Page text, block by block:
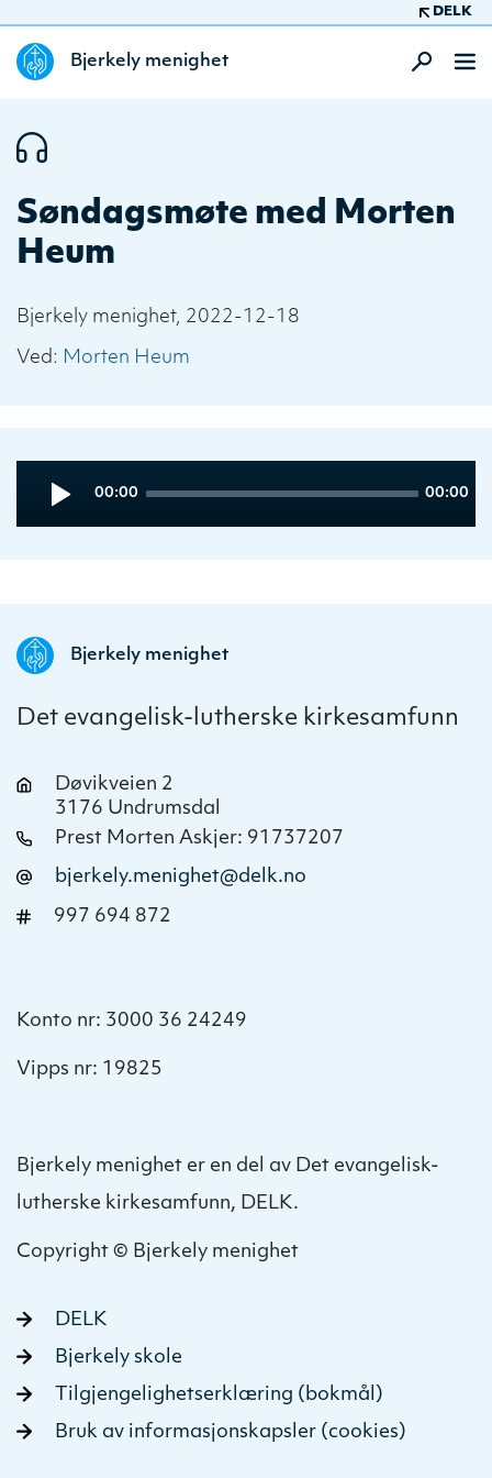
DELK
Bjerkely menighet
Søndagsmøte med Morten
Heum
Bjerkely menighet, 2022-12-18
Ved: Morten Heum
Player
Current
00:00
Total
00:00
Bjerkely menighet
Det evangelisk-lutherske kirkesamfunn
Døvikveien 2
3176 Undrumsdal
Prest Morten Askjer: 91737207
bjerkely.menighet@delk.no
997 694 872
Konto nr: 3000 36 24249
Vipps nr: 19825
Bjerkely menighet er en del av Det evangelisk-
lutherske kirkesamfunn, DELK.
Copyright © Bjerkely menighet
DELK
Bjerkely skole
Tilgjengelighetserklæring (bokmål)
Bruk av informasjonskapsler (cookies)